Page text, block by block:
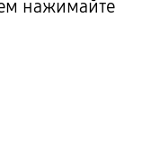
нажимайте